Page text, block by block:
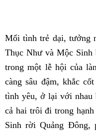
Mối tình trẻ dại, tưởng
Thục Như và Mộc Sinh
trong một lễ hội của
càng sâu đậm, khắc
tình yêu, ở lại với nhau
cả hai trôi đi trong
Sinh rời Quảng Đông,